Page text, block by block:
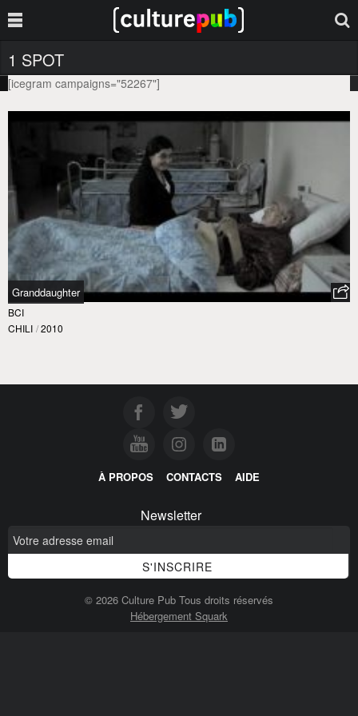
1 SPOT
[icegram campaigns="52267"]
Granddaughter
BCI
CHILI / 2010
À PROPOS CONTACTS AIDE
Newsletter
© 2026 Culture Pub Tous droits réservés
Hébergement Squark